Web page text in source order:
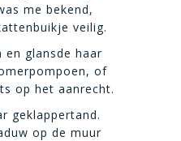
me bekend,
veilig.
en glansde haar
of
op het aanrecht.
geklappertand.
op de muur